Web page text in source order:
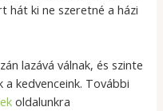
hát ki ne szeretné a házi
lazává válnak, és szinte
kedvenceink. További
oldalunkra